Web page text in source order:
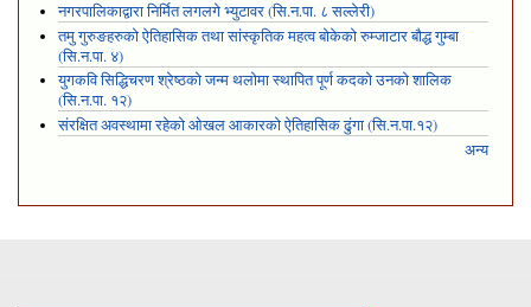
नगरपालिकाद्वारा निर्मित लगलगे भ्युटावर (सि.न.पा. ८ सल्लेरी)
तमु गुरुङहरुको ऐतिहासिक तथा सांस्कृतिक महत्व बोकेको रुम्जाटार बौद्ध गुम्बा
(सि.न.पा. ४)
युगकवि सिद्धिचरण श्रेष्ठको जन्म थलोमा स्थापित पूर्ण कदको उनको शालिक
(सि.न.पा. १२)
संरक्षित अवस्थामा रहेको ओखल आकारको ऐतिहासिक ढुंगा (सि.न.पा.१२)
अन्य